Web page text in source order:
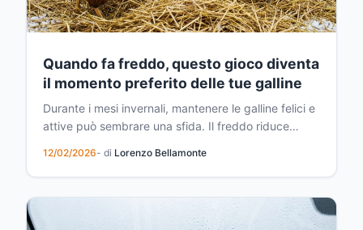
Quando fa freddo, questo gioco diventa
il momento preferito delle tue galline
Durante i mesi invernali, mantenere le galline felici e
attive può sembrare una sfida. Il freddo riduce
noia aumenta considerevolmente. Eppure, esiste
un'attività semplice ma straordinariamente efficace
che trasforma completamente il comportam...
12/02/2026- di Lorenzo Bellamonte